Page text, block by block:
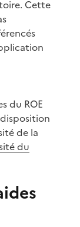
Cette
du ROE
de la
du